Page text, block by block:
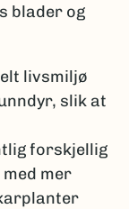
blader og
livsmiljø
slik at
forskjellig
mer